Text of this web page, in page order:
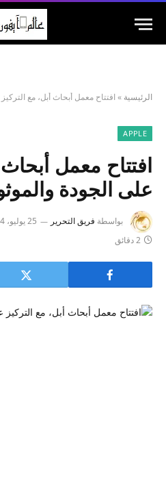
الرئيسية » افتتاح معمل أبحاث أبل، مع
APPLE
افتتاح معمل أبحاث
على الجودة
بواسطة فريق التحرير 25 يوليو، 2024
2 دقائق